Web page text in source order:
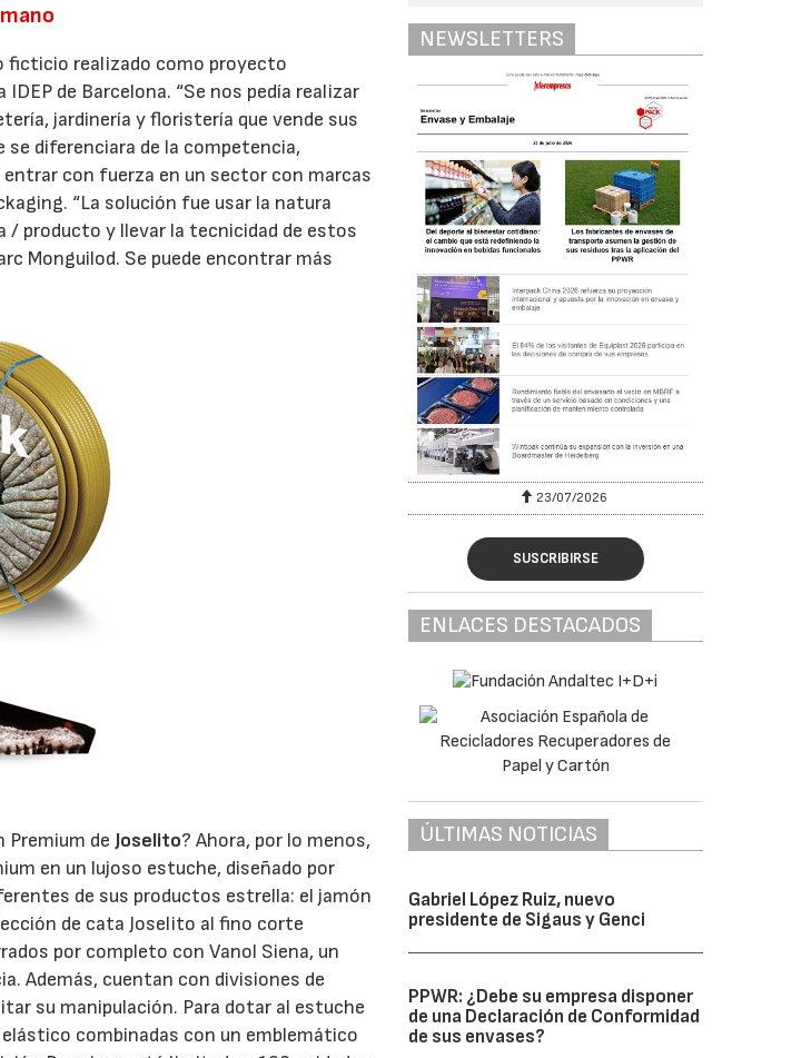
ficticio realizado como proyecto
de Barcelona. “Se nos pedía realizar
jardinería y floristería que vende sus
diferenciara de la competencia,
con fuerza en un sector con marcas
“La solución fue usar la natura
/ producto y llevar la tecnicidad de estos
Monguilod. Se puede encontrar más
Premium de Joselito? Ahora, por lo menos,
en un lujoso estuche, diseñado por
de sus productos estrella: el jamón
de cata Joselito al fino corte
por completo con Vanol Siena, un
Además, cuentan con divisiones de
su manipulación. Para dotar al estuche
combinadas con un emblemático
NEWSLETTERS
23/07/2026
SUSCRIBIRSE
ENLACES DESTACADOS
ÚLTIMAS NOTICIAS
Gabriel López Ruiz, nuevo
presidente de Sigaus y Genci
PPWR: ¿Debe su empresa disponer
de una Declaración de Conformidad
de sus envases?